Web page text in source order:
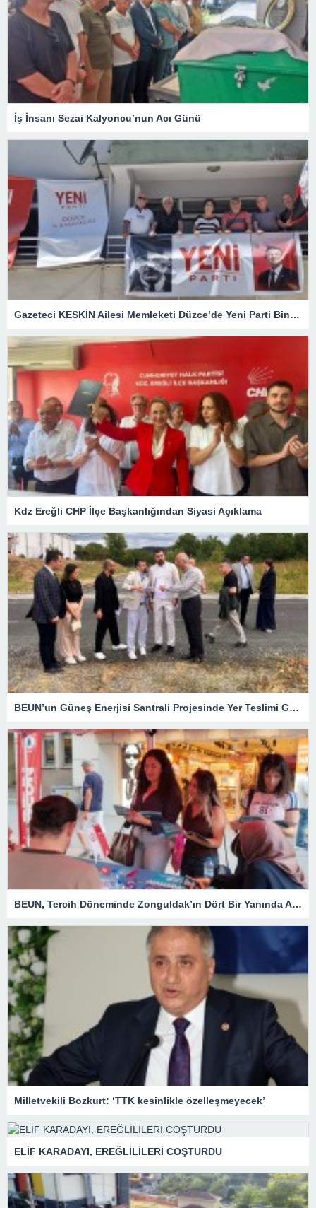
İş İnsanı Sezai Kalyoncu’nun Acı Günü
Gazeteci KESKİN Ailesi Memleketi Düzce’de Yeni Parti Binasını Ziyaret Etti
Kdz Ereğli CHP İlçe Başkanlığından Siyasi Açıklama
BEUN’un Güneş Enerjisi Santrali Projesinde Yer Teslimi Gerçekleştirildi
BEUN, Tercih Döneminde Zonguldak’ın Dört Bir Yanında Aday Öğrencilerle Buluşuyor
Milletvekili Bozkurt: ‘TTK kesinlikle özelleşmeyecek’
ELİF KARADAYI, EREĞLİLİLERİ COŞTURDU